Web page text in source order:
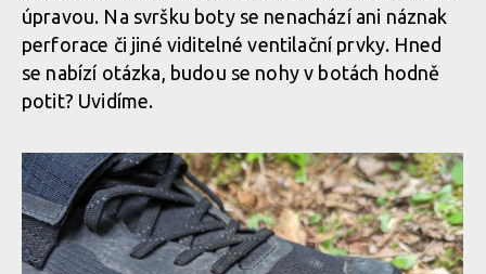
úpravou. Na svršku boty se nenachází ani náznak
perforace či jiné viditelné ventilační prvky. Hned
se nabízí otázka, budou se nohy v botách hodně
potit? Uvidíme.